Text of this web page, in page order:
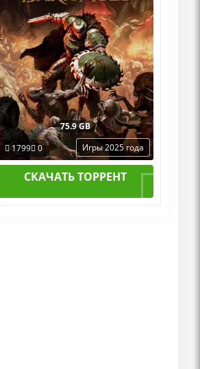
75.9 GB
1799 0 Игры 2025 года
СКАЧАТЬ ТОРРЕНТ